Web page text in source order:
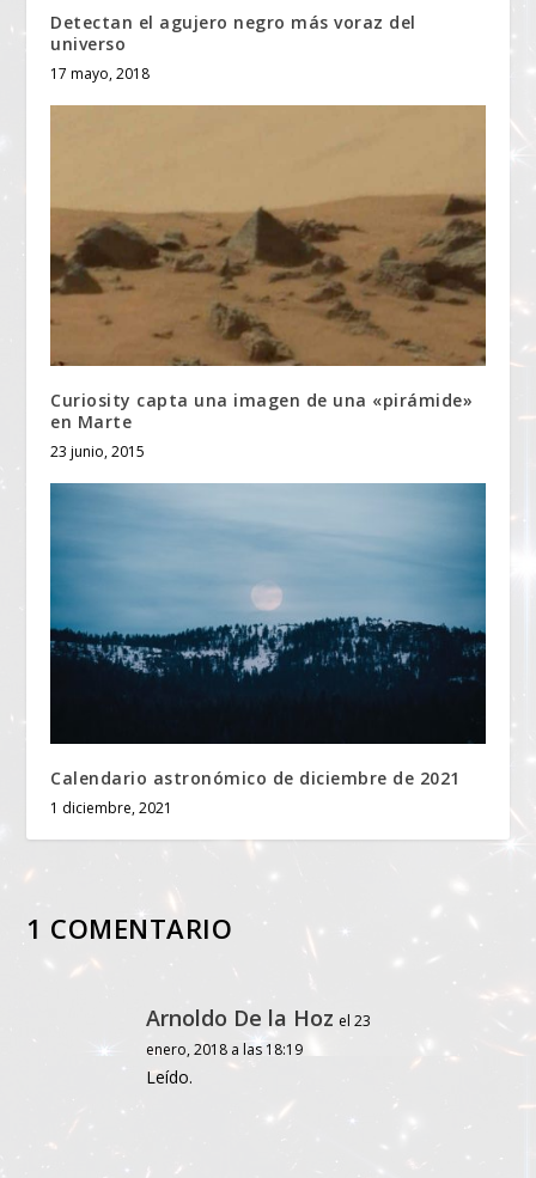
Detectan el agujero negro más voraz del
universo
17 mayo, 2018
Curiosity capta una imagen de una «pirámide»
en Marte
23 junio, 2015
Calendario astronómico de diciembre de 2021
1 diciembre, 2021
1 COMENTARIO
Arnoldo De la Hoz el 23
enero, 2018 a las 18:19
Leído.